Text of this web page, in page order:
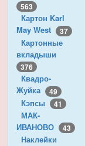
563
Картон Karl
May West
37
Картонные
вкладыши
376
Квадро-
Жуйка
49
Кэпсы 41
МАК-
ИВАНОВО
43
Наклейки